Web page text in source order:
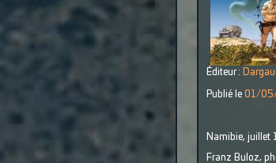
Éditeur :
Publié le 01/
Namibie, juillet
Franz Buloz,